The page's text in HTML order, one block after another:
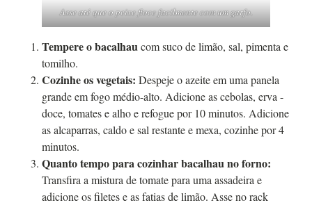
Asse até que o peixe floce facilmente com um garfo.
Tempere o bacalhaucom suco de limão, sal, pimenta e
tomilho.
Cozinhe os vegetais: Despeje o azeite em uma panela
grande em fogo médio-alto. Adicione as cebolas, erva -
doce, tomates e alho e refogue por 10 minutos. Adicione
as alcaparras, caldo e sal restante e mexa, cozinhe por 4
minutos.
Quanto tempo para cozinhar bacalhau no forno:
Transfira a mistura de tomate para uma assadeira e
adicione os filetes e as fatias de limão. Asse no rack